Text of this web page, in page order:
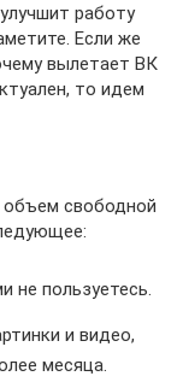
работу
Если же
вылетает ВК
то идем
объем свободной
не пользуетесь.
и видео,
месяца.